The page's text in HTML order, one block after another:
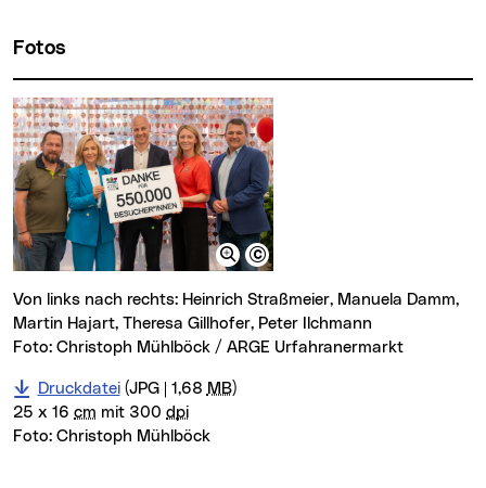
Fotos
Von links nach rechts: Heinrich Straßmeier, Manuela Damm,
Martin Hajart, Theresa Gillhofer, Peter Ilchmann
Foto: Christoph Mühlböck / ARGE Urfahranermarkt
Druckdatei(JPG | 1,68 MB)
25 x 16 cm mit 300 dpi
Foto: Christoph Mühlböck